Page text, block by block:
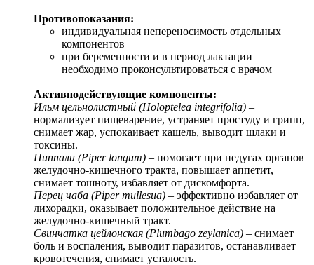
Противопоказания:
индивидуальная непереносимость отдельных
компонентов
при беременности и в период лактации
необходимо проконсультироваться с врачом
Активнодействующие компоненты:
Ильм цельнолистный (Holoptelea integrifolia) –
нормализует пищеварение, устраняет простуду и грипп,
снимает жар, успокаивает кашель, выводит шлаки и
токсины.
Пиппали (Piper longum) – помогает при недугах органов
желудочно-кишечного тракта, повышает аппетит,
снимает тошноту, избавляет от дискомфорта.
Перец чаба (Piper mullesua) – эффективно избавляет от
лихорадки, оказывает положительное действие на
желудочно-кишечный тракт.
Свинчатка цейлонская (Plumbago zeylanica) – снимает
боль и воспаления, выводит паразитов, останавливает
кровотечения, снимает усталость.